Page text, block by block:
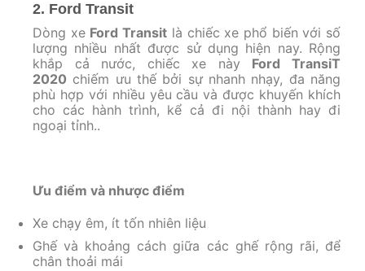
2. Ford Transit
Dòng xe Ford Transit là chiếc xe phổ biến với số
lượng nhiều nhất được sử dụng hiện nay. Rộng
khắp cả nước, chiếc xe này Ford TransiT
2020 chiếm ưu thế bởi sự nhanh nhạy, đa năng
phù hợp với nhiều yêu cầu và được khuyến khích
cho các hành trình, kể cả đi nội thành hay đi
ngoại tỉnh..
Ưu điểm và nhược điểm
Xe chạy êm, ít tốn nhiên liệu
Ghế và khoảng cách giữa các ghế rộng rãi, để
chân thoải mái